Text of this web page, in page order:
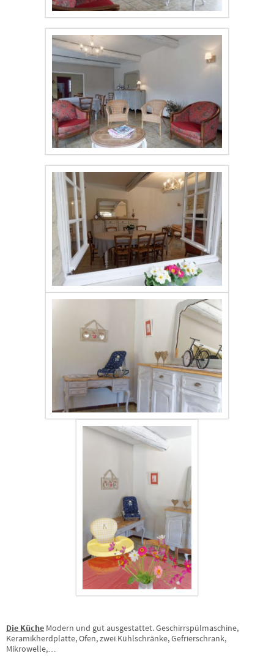
Die Küche Modern und gut ausgestattet. Geschirrspülmaschine,
Keramikherdplatte, Ofen, zwei Kühlschränke, Gefrierschrank,
Mikrowelle,…